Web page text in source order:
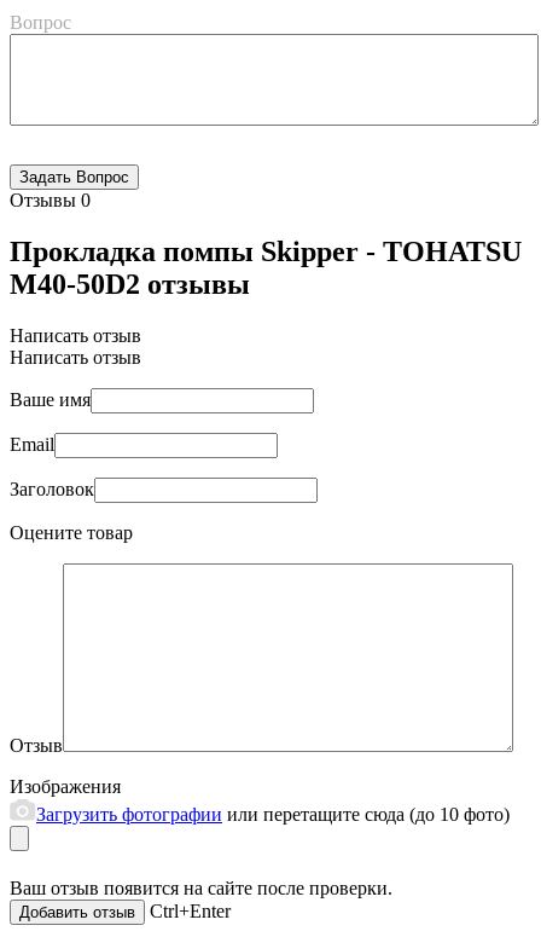
Вопрос
Отзывы 0
Прокладка помпы Skipper - TOHATSU
M40-50D2 отзывы
Написать отзыв
Написать отзыв
Ваше имя
Email
Заголовок
Оцените товар
Отзыв
Изображения
Загрузить фотографии или перетащите сюда (до 10 фото)
Ваш отзыв появится на сайте после проверки.
Ctrl+Enter